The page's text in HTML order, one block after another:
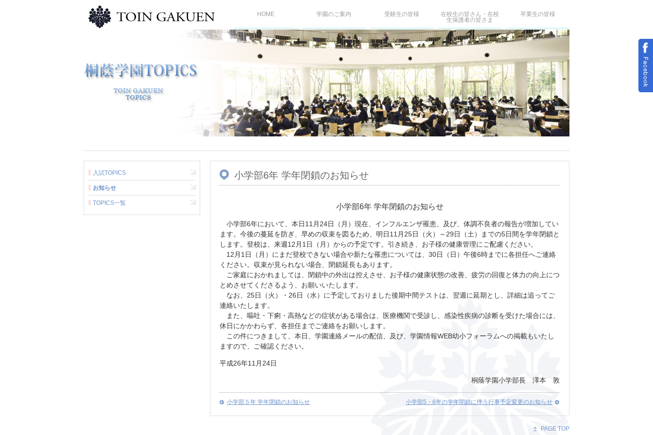
HOME 学園のご案内 受験生の皆様
在校生の皆さん・在校
生保護者の皆さま
卒業生の皆様
小学部6年 学年閉鎖のお知らせ
小学部6年 学年閉鎖のお知らせ
小学部6年において、本日11月24日（月）現在、インフルエンザ罹患、及び、体調不良者の報告が増加してい
ます。今後の蔓延を防ぎ、早めの収束を図るため、明日11月25日（火）～29日（土）までの5日間を学年閉鎖と
します。登校は、来週12月1日（月）からの予定です。引き続き、お子様の健康管理にご配慮ください。
12月1日（月）にまだ登校できない場合や新たな罹患については、30日（日）午後6時までに各担任へご連絡
ください。収束が見られない場合、閉鎖延長もあります。
ご家庭におかれましては、閉鎖中の外出は控えさせ、お子様の健康状態の改善、疲労の回復と体力の向上につ
とめさせてくださるよう、お願いいたします。
なお、25日（火）・26日（水）に予定しておりました後期中間テストは、翌週に延期とし、詳細は追ってご
連絡いたします。
また、嘔吐・下痢・高熱などの症状がある場合は、医療機関で受診し、感染性疾病の診断を受けた場合には、
休日にかかわらず、各担任までご連絡をお願いします。
この件につきまして、本日、学園連絡メールの配信、及び、学園情報WEB幼小フォーラムへの掲載もいたし
ますので、ご確認ください。
平成26年11月24日
桐蔭学園小学部長 澤本 敦
小学部５年 学年閉鎖のお知らせ 小学部5・6年の学年閉鎖に伴う行事予定変更のお知らせ
入試TOPICS
お知らせ
TOPICS一覧
PAGE TOP